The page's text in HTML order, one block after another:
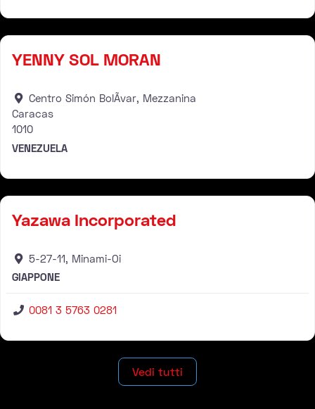
YENNY SOL MORAN
Centro Simón BolÃvar, Mezzanina
Caracas
1010
VENEZUELA
Yazawa Incorporated
5-27-11, Minami-Oi
GIAPPONE
0081 3 5763 0281
Vedi tutti